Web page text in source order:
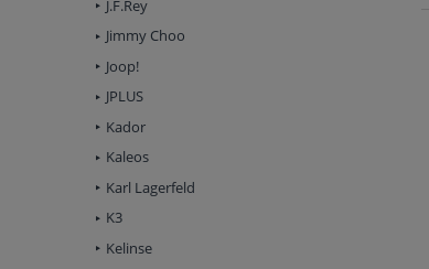
J.F.Rey
Jimmy Choo
Joop!
JPLUS
Kador
Kaleos
Karl Lagerfeld
K3
Kelinse